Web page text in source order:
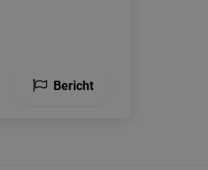
Bericht